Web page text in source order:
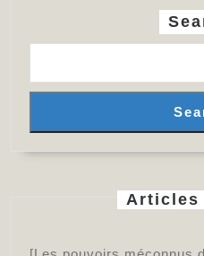
Articles